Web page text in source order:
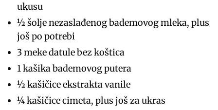
ukusu
½ šolje nezaslađenog bademovog mleka, plus
još po potrebi
3 meke datule bez koštica
1 kašika bademovog putera
½ kašičice ekstrakta vanile
¼ kašičice cimeta, plus još za ukras